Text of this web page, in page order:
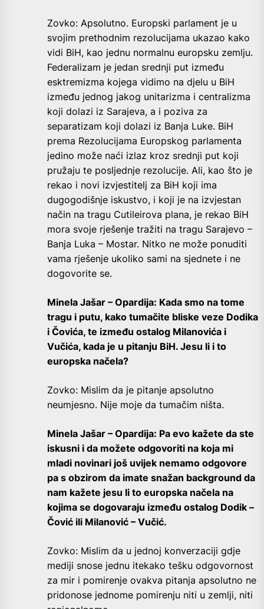
Zovko: Apsolutno. Europski parlament je u
svojim prethodnim rezolucijama ukazao kako
vidi BiH, kao jednu normalnu europsku zemlju.
Federalizam je jedan srednji put između
esktremizma kojega vidimo na djelu u BiH
između jednog jakog unitarizma i centralizma
koji dolazi iz Sarajeva, a i poziva za
separatizam koji dolazi iz Banja Luke. BiH
prema Rezolucijama Europskog parlamenta
jedino može naći izlaz kroz srednji put koji
pružaju te posljednje rezolucije. Ali, kao što je
rekao i novi izvjestitelj za BiH koji ima
dugogodišnje iskustvo, i koji je na izvjestan
način na tragu Cutileirova plana, je rekao BiH
mora svoje rješenje tražiti na tragu Sarajevo –
Banja Luka – Mostar. Nitko ne može ponuditi
vama rješenje ukoliko sami na sjednete i ne
dogovorite se.
Minela Jašar – Opardija: Kada smo na tome
tragu i putu, kako tumačite bliske veze Dodika
i Čovića, te između ostalog Milanovića i
Vučića, kada je u pitanju BiH. Jesu li i to
europska načela?
Zovko: Mislim da je pitanje apsolutno
neumjesno. Nije moje da tumačim ništa.
Minela Jašar – Opardija: Pa evo kažete da ste
iskusni i da možete odgovoriti na koja mi
mladi novinari još uvijek nemamo odgovore
pa s obzirom da imate snažan background da
nam kažete jesu li to europska načela na
kojima se dogovaraju između ostalog Dodik –
Čović ili Milanović – Vučić.
Zovko: Mislim da u jednoj konverzaciji gdje
mediji snose jednu itekako tešku odgovornost
za mir i pomirenje ovakva pitanja apsolutno ne
pridonose jednome pomirenju niti u zemlji, niti